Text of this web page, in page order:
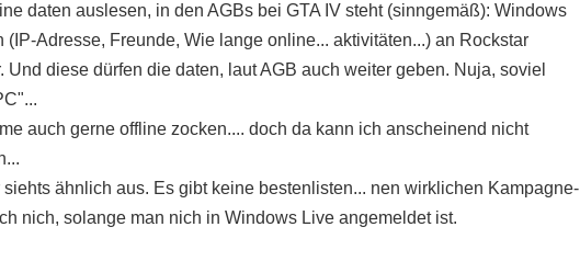
daten auslesen, in den AGBs bei GTA IV steht (sinngemäß): Windows
(IP-Adresse, Freunde, Wie lange online... aktivitäten...) an Rockstar
Und diese dürfen die daten, laut AGB auch weiter geben. Nuja, soviel
auch gerne offline zocken.... doch da kann ich anscheinend nicht
siehts ähnlich aus. Es gibt keine bestenlisten... nen wirklichen Kampagne-
nich, solange man nich in Windows Live angemeldet ist.